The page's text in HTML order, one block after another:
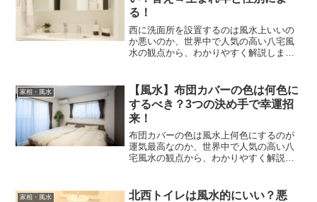
る！
西に洗面所を設置するのは風水上いいの
か悪いのか、世界中で人気の高い八宅風
水の観点から、わかりやすく解説しま
家相・風水
【風水】布団カバーの色は何色に
するべき？3つの決め手で幸運招
来！
布団カバーの色は風水上何色にするのが
運気最高なのか、世界中で人気の高い八
宅風水の観点から、わかりやすく解説し
家相・風水
北西トイレは風水的にいい？悪